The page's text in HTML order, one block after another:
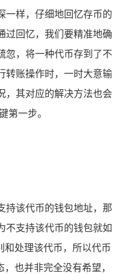
一样，仔细地回忆存币的
过回忆，我们要精准地确
忽，将一种代币存到了不
转账操作时，一时大意输
，其对应的解决方法也会
第一步。
持该代币的钱包地址，那
不支持该代币的钱包就如
和处理该代币，所以代币
也并非完全没有希望，